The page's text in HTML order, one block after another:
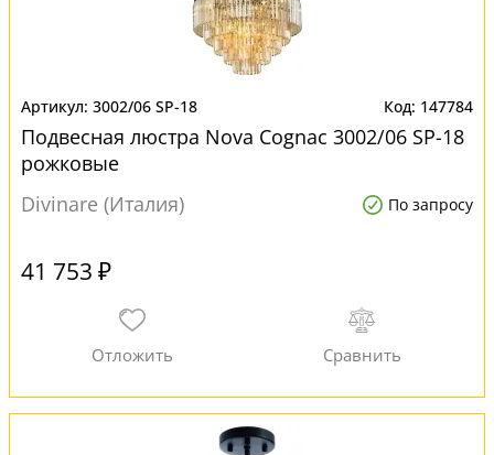
3002/06 SP-18 147784
Подвесная люстра Nova Cognac 3002/06 SP-18
рожковые
Divinare (Италия)
По запросу
41 753 ₽